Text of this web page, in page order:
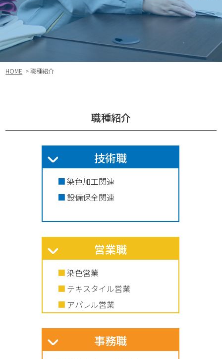
HOME > 職種紹介
職種紹介
技術職
染色加工関連
設備保全関連
営業職
染色営業
テキスタイル営業
アパレル営業
事務職